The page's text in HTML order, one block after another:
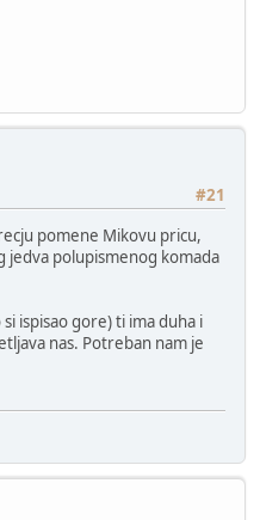
#21
pomene Mikovu pricu,
jedva polupismenog komada
ispisao gore) ti ima duha i
nas. Potreban nam je